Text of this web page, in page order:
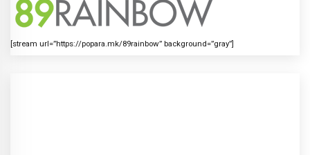
[stream url=”https://popara.mk/89rainbow” background=”gray”]